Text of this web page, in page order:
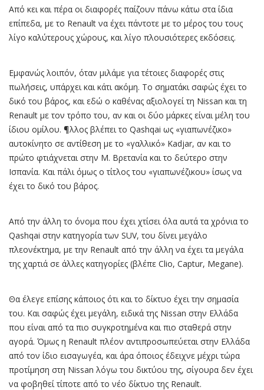
Από κει και πέρα οι διαφορές παίζουν πάνω κάτω στα ίδια
επίπεδα, με το Renault να έχει πάντοτε με το μέρος του τους
λίγο καλύτερους χώρους, και λίγο πλουσιότερες εκδόσεις.
Εμφανώς λοιπόν, όταν μιλάμε για τέτοιες διαφορές στις
πωλήσεις, υπάρχει και κάτι ακόμη. Το σηματάκι σαφώς έχει το
δικό του βάρος, και εδώ ο καθένας αξιολογεί τη Nissan και τη
Renault με τον τρόπο του, αν και οι δύο μάρκες είναι μέλη του
ίδιου ομίλου. ¶λλος βλέπει το Qashqai ως «γιαπωνέζικο»
αυτοκίνητο σε αντίθεση με το «γαλλικό» Kadjar, αν και το
πρώτο φτιάχνεται στην Μ. Βρετανία και το δεύτερο στην
Ισπανία. Και πάλι όμως ο τίτλος του «γιαπωνέζικου» ίσως να
έχει το δικό του βάρος.
Από την άλλη το όνομα που έχει χτίσει όλα αυτά τα χρόνια το
Qashqai στην κατηγορία των SUV, του δίνει μεγάλο
πλεονέκτημα, με την Renault από την άλλη να έχει τα μεγάλα
της χαρτιά σε άλλες κατηγορίες (βλέπε Clio, Captur, Megane).
Θα έλεγε επίσης κάποιος ότι και το δίκτυο έχει την σημασία
του. Και σαφώς έχει μεγάλη, ειδικά της Nissan στην Ελλάδα
που είναι από τα πιο συγκροτημένα και πιο σταθερά στην
αγορά. Όμως η Renault πλέον αντιπροσωπεύεται στην Ελλάδα
από τον ίδιο εισαγωγέα, και άρα όποιος έδειχνε μέχρι τώρα
προτίμηση στη Nissan λόγω του δικτύου της, σίγουρα δεν έχει
να φοβηθεί τίποτε από το νέο δίκτυο της Renault.